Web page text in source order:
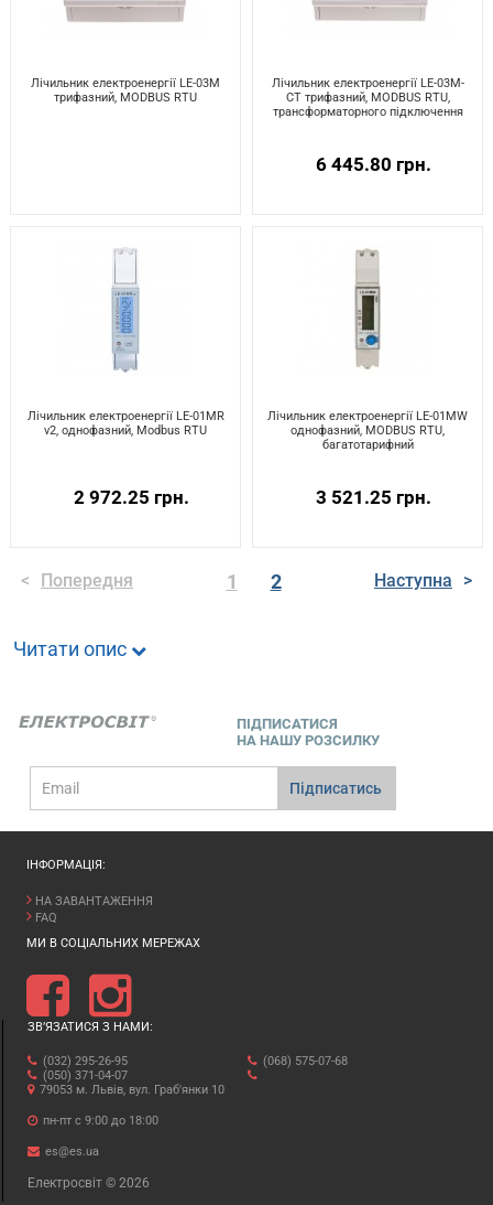
Лічильник електроенергії LE-03M
трифазний, MODBUS RTU
Лічильник електроенергії LE-03M-
CT трифазний, MODBUS RTU,
трансформаторного підключення
6 445.80 грн.
Лічильник електроенергії LE-01MR
v2, однофазний, Modbus RTU
2 972.25 грн.
Лічильник електроенергії LE-01MW
однофазний, MODBUS RTU,
багатотарифний
3 521.25 грн.
< Попередня 1 2 >
Наступна
Читати опис
ПІДПИСАТИСЯ
НА НАШУ РОЗСИЛКУ
mail
Підписатись
ІНФОРМАЦІЯ:
НА ЗАВАНТАЖЕННЯ
FAQ
МИ В СОЦІАЛЬНИХ МЕРЕЖАХ
ЗВ’ЯЗАТИСЯ З НАМИ:
(032) 295-26-95
(050) 371-04-07
(068) 575-07-68
79053 м. Львів, вул. Граб'янки 10
пн-пт с 9:00 до 18:00
es@es.ua
Електросвіт © 2026